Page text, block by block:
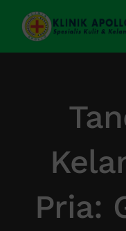
Skip
content
Layanan Kami
Tentang Kami
ArtikelPria: